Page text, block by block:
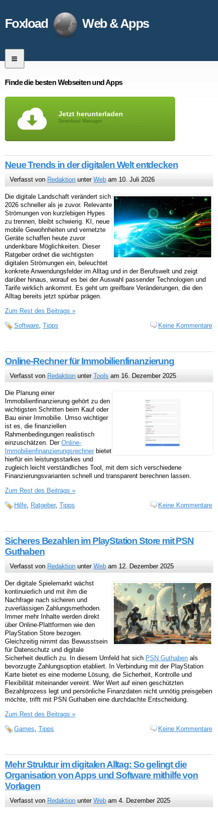
Foxload Web & Apps
Finde die besten Webseiten und Apps
Jetzt herunterladen
Download Manager
Neue Trends in der digitalen Welt entdecken
Verfasst von Redaktion unterWeb am 10. Juli 2026
Die digitale Landschaft verändert sich
2026 schneller als je zuvor. Relevante
Strömungen von kurzlebigen Hypes
zu trennen, bleibt schwierig. KI, neue
mobile Gewohnheiten und vernetzte
Geräte schaffen heute zuvor
undenkbare Möglichkeiten. Dieser
Ratgeber ordnet die wichtigsten
digitalen Strömungen ein, beleuchtet
konkrete Anwendungsfelder im Alltag und in der Berufswelt und zeigt
darüber hinaus, worauf es bei der Auswahl passender Technologien und
Tarife wirklich ankommt. Es geht um greifbare Veränderungen, die den
Alltag bereits jetzt spürbar prägen.
Zum Rest des Beitrags »
Software Tipps Keine Kommentare
Online-Rechner für Immobilienfinanzierung
Verfasst von Redaktion unterTools am 16. Dezember 2025
Die Planung einer
Immobilienfinanzierung gehört zu den
wichtigsten Schritten beim Kauf oder
Bau einer Immobilie. Umso wichtiger
ist es, die finanziellen
Rahmenbedingungen realistisch
einzuschätzen. Der Online-
Immobilienfinanzierungsrechner bietet
hierfür ein leistungsstarkes und
zugleich leicht verständliches Tool, mit dem sich verschiedene
Finanzierungsvarianten schnell und transparent berechnen lassen.
Zum Rest des Beitrags »
Hilfe
Ratgeber, Tipps Keine Kommentare
Sicheres Bezahlen im PlayStation Store mit PSN
Guthaben
Verfasst von Redaktion unterWeb am 12. Dezember 2025
Der digitale Spielemarkt wächst
kontinuierlich und mit ihm die
Nachfrage nach sicheren und
zuverlässigen Zahlungsmethoden.
Immer mehr Inhalte werden direkt
über Online-Plattformen wie den
PlayStation Store bezogen.
Gleichzeitig nimmt das Bewusstsein
für Datenschutz und digitale
Sicherheit deutlich zu. In diesem Umfeld hat sich PSN Guthaben als
bevorzugte Zahlungsoption etabliert. In Verbindung mit der PlayStation
Karte bietet es eine moderne Lösung, die Sicherheit, Kontrolle und
Flexibilität miteinander vereint. Wer Wert auf einen geschützten
Bezahlprozess legt und persönliche Finanzdaten nicht unnötig preisgeben
möchte, trifft mit PSN Guthaben eine durchdachte Entscheidung.
Zum Rest des Beitrags »
Games Tipps Keine Kommentare
Mehr Struktur im digitalen Alltag: So gelingt die
Organisation von Apps und Software mithilfe von
Vorlagen
Verfasst von Redaktion unterWeb am 4. Dezember 2025